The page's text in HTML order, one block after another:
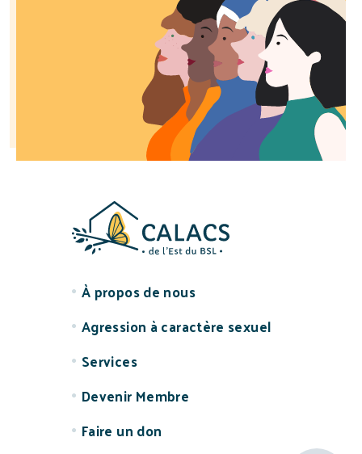
À propos de nous
Agression à caractère sexuel
Services
Devenir Membre
Faire un don